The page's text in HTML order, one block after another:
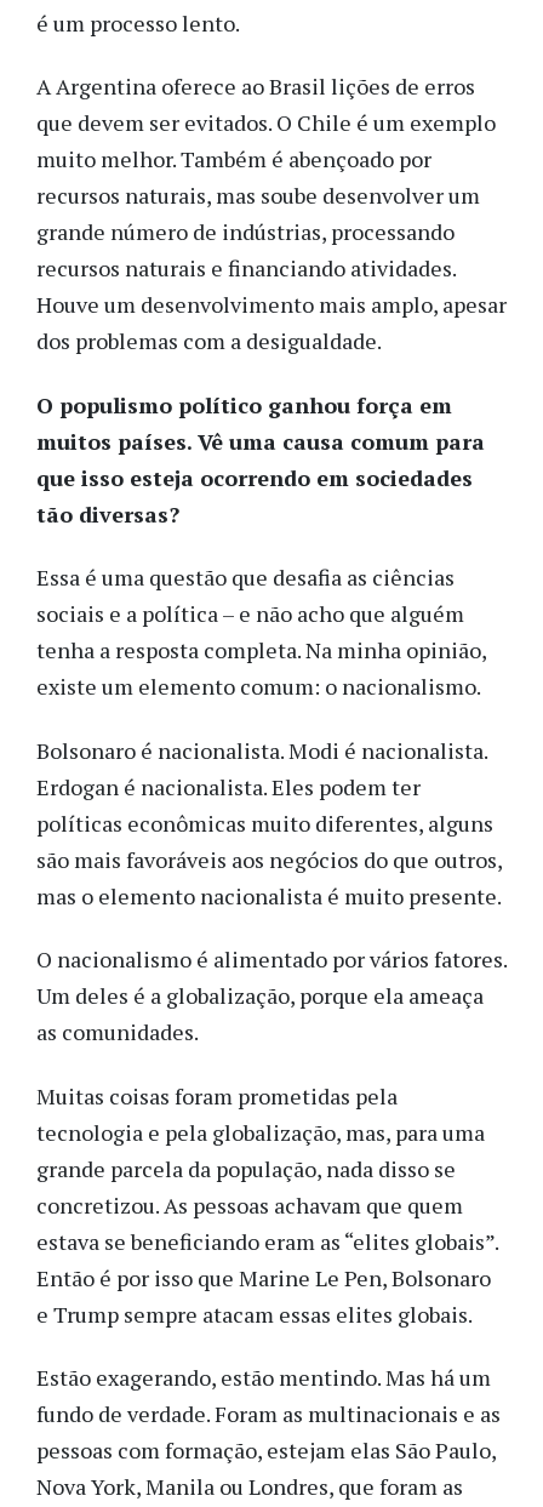
é um processo lento.
A Argentina oferece ao Brasil lições de erros
que devem ser evitados. O Chile é um exemplo
muito melhor. Também é abençoado por
recursos naturais, mas soube desenvolver um
grande número de indústrias, processando
recursos naturais e financiando atividades.
Houve um desenvolvimento mais amplo, apesar
dos problemas com a desigualdade.
O populismo político ganhou força em
muitos países. Vê uma causa comum para
que isso esteja ocorrendo em sociedades
tão diversas?
Essa é uma questão que desafia as ciências
sociais e a política – e não acho que alguém
tenha a resposta completa. Na minha opinião,
existe um elemento comum: o nacionalismo.
Bolsonaro é nacionalista. Modi é nacionalista.
Erdogan é nacionalista. Eles podem ter
políticas econômicas muito diferentes, alguns
são mais favoráveis aos negócios do que outros,
mas o elemento nacionalista é muito presente.
O nacionalismo é alimentado por vários fatores.
Um deles é a globalização, porque ela ameaça
as comunidades.
Muitas coisas foram prometidas pela
tecnologia e pela globalização, mas, para uma
grande parcela da população, nada disso se
concretizou. As pessoas achavam que quem
estava se beneficiando eram as “elites globais”.
Então é por isso que Marine Le Pen, Bolsonaro
e Trump sempre atacam essas elites globais.
Estão exagerando, estão mentindo. Mas há um
fundo de verdade. Foram as multinacionais e as
pessoas com formação, estejam elas São Paulo,
Nova York, Manila ou Londres, que foram as